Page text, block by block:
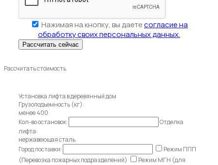
Нажимая на кнопку, вы даетесогласие на
обработку своих персональных данных.
Рассчитать стоимость
Установка лифта в деревянный дом
Грузоподъемность (кг):
менее 400
Кол-во остановок:
Отделка
лифта:
нержавеющая сталь
Город поставки:
Режим ППП
(Перевозка пожарных подразделений)
Режим МГН (для